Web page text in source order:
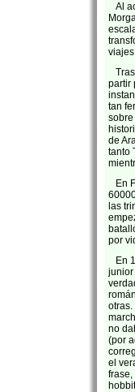
Al
partir
tan
de
tanto
En
las
por
En
junior
no
(por
el